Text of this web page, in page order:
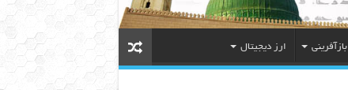
بازآفرینی ارز دیجیتال